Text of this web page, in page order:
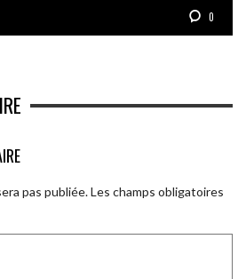
0
pas publiée.Les champs obligatoires